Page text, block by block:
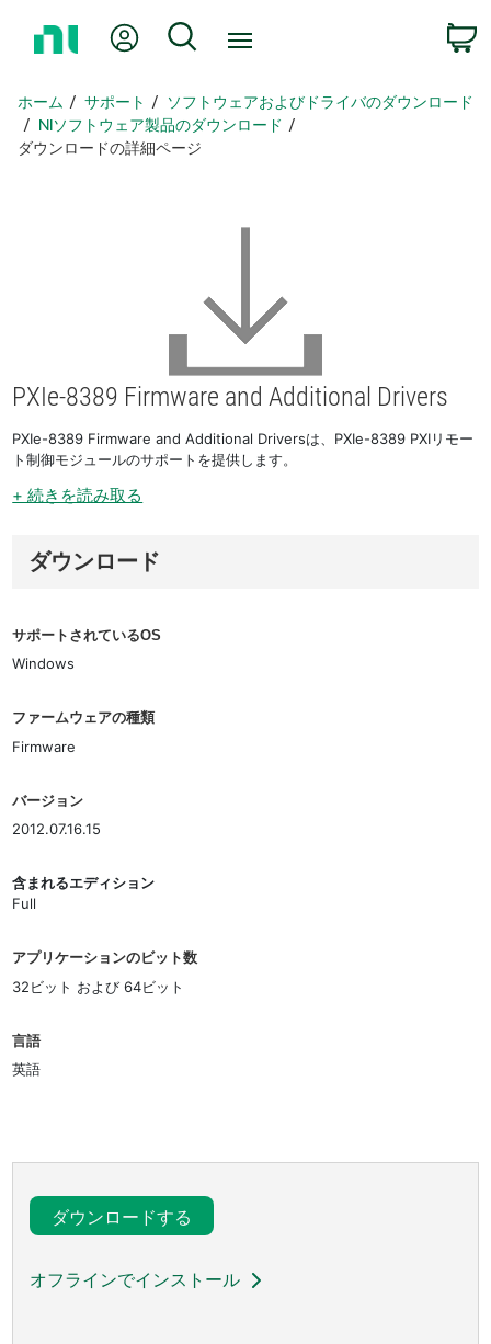
ペ
ー
ジ
Myアカウント
検索
ホーム サポート
ソフトウェアおよびドライバのダウンロード
NIソフトウェア製品のダウンロード
ダウンロードの詳細ページ
PXIe-8389 Firmware and Additional Drivers
PXIe-8389 Firmware and Additional Driversは、PXIe-8389 PXIリモー
ト制御モジュールのサポートを提供します。
+ 続きを読み取る
ダウンロード
サポートされているOS
Windows
ファームウェアの種類
Firmware
バージョン
2012.07.16.15
含まれるエディション
Full
アプリケーションのビット数
32ビット および 64ビット
言語
英語
ダウンロードする
オフラインでインストール